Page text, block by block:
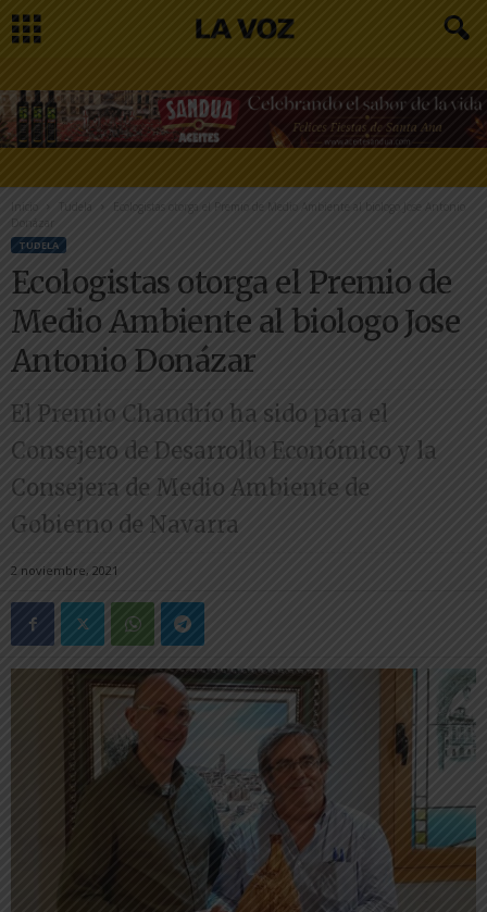
Inicio Tudela
Ecologistas otorga el Premio de Medio Ambiente al biologo Jose Antonio
Donázar
TUDELA
Ecologistas otorga el Premio de
Medio Ambiente al biologo Jose
Antonio Donázar
El Premio Chandrío ha sido para el
Consejero de Desarrollo Económico y la
Consejera de Medio Ambiente de
Gobierno de Navarra
2 noviembre, 2021